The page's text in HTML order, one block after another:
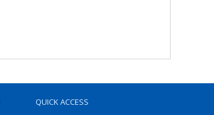
QUICK ACCESS